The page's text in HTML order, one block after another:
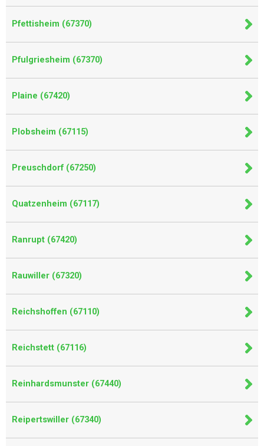
Pfettisheim (67370)
Pfulgriesheim (67370)
Plaine (67420)
Plobsheim (67115)
Preuschdorf (67250)
Quatzenheim (67117)
Ranrupt (67420)
Rauwiller (67320)
Reichshoffen (67110)
Reichstett (67116)
Reinhardsmunster (67440)
Reipertswiller (67340)